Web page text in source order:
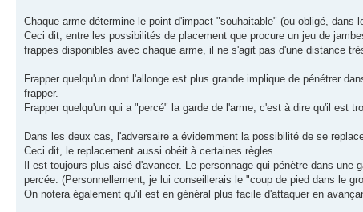
Chaque arme détermine le point d'impact "souhaitable" (ou obligé,
Ceci dit, entre les possibilités de placement que procure un jeu de
frappes disponibles avec chaque arme, il ne s'agit pas d'une distance
Frapper quelqu'un dont l'allonge est plus grande implique de pénétrer
frapper.
Frapper quelqu'un qui a "percé" la garde de l'arme, c'est à dire qu'il est
Dans les deux cas, l'adversaire a évidemment la possibilité de se
Ceci dit, le replacement aussi obéit à certaines règles.
Il est toujours plus aisé d'avancer. Le personnage qui pénètre dans
percée. (Personnellement, je lui conseillerais le "coup de pied dans le
On notera également qu'il est en général plus facile d'attaquer en